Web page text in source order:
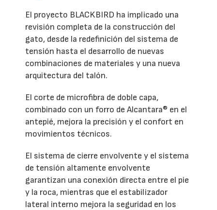
El proyecto BLACKBIRD ha implicado una
revisión completa de la construcción del
gato, desde la redefinición del sistema de
tensión hasta el desarrollo de nuevas
combinaciones de materiales y una nueva
arquitectura del talón.
El corte de microfibra de doble capa,
combinado con un forro de Alcantara® en el
antepié, mejora la precisión y el confort en
movimientos técnicos.
El sistema de cierre envolvente y el sistema
de tensión altamente envolvente
garantizan una conexión directa entre el pie
y la roca, mientras que el estabilizador
lateral interno mejora la seguridad en los